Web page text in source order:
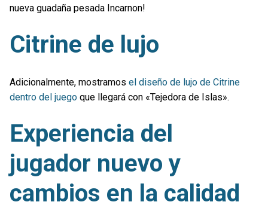
nueva guadaña pesada Incarnon!
Citrine de lujo
Adicionalmente, mostramos el diseño de lujo de Citrine
dentro del juego que llegará con «Tejedora de Islas».
Experiencia del
jugador nuevo y
cambios en la calidad